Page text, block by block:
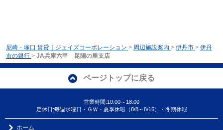
尼崎・塚口 賃貸｜ジェイズコーポレーション > 周辺施設案内 > 伊丹市 > 伊丹
市の銀行 > JA兵庫六甲 昆陽の里支店
ページトップに戻る
営業時間:10:00～18:00
定休日:毎週水曜日・ＧＷ・夏季休暇（8/8～8/16）・冬期休暇
ホーム